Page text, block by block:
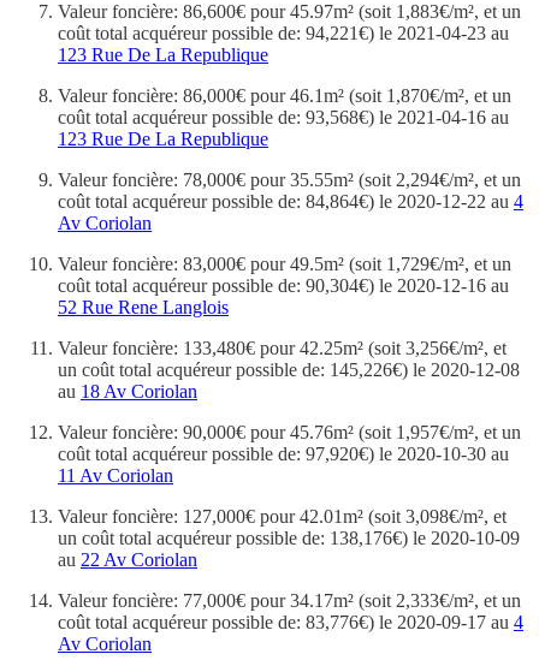
Valeur foncière: 86,600€ pour 45.97m² (soit 1,883€/m², et un
coût total acquéreur possible de: 94,221€) le 2021-04-23 au
123 Rue De La Republique
Valeur foncière: 86,000€ pour 46.1m² (soit 1,870€/m², et un
coût total acquéreur possible de: 93,568€) le 2021-04-16 au
123 Rue De La Republique
Valeur foncière: 78,000€ pour 35.55m² (soit 2,294€/m², et un
coût total acquéreur possible de: 84,864€) le 2020-12-22 au 4
Av Coriolan
Valeur foncière: 83,000€ pour 49.5m² (soit 1,729€/m², et un
coût total acquéreur possible de: 90,304€) le 2020-12-16 au
52 Rue Rene Langlois
Valeur foncière: 133,480€ pour 42.25m² (soit 3,256€/m², et
un coût total acquéreur possible de: 145,226€) le 2020-12-08
au 18 Av Coriolan
Valeur foncière: 90,000€ pour 45.76m² (soit 1,957€/m², et un
coût total acquéreur possible de: 97,920€) le 2020-10-30 au
11 Av Coriolan
Valeur foncière: 127,000€ pour 42.01m² (soit 3,098€/m², et
un coût total acquéreur possible de: 138,176€) le 2020-10-09
au 22 Av Coriolan
Valeur foncière: 77,000€ pour 34.17m² (soit 2,333€/m², et un
coût total acquéreur possible de: 83,776€) le 2020-09-17 au 4
Av Coriolan